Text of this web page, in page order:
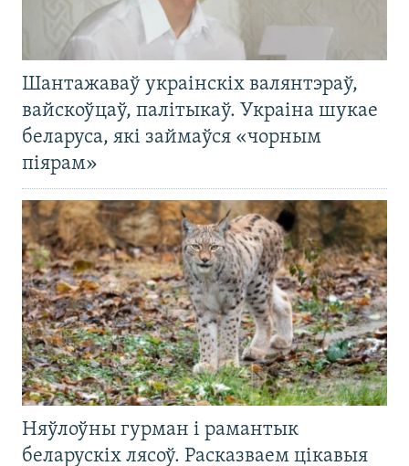
Шантажаваў украінскіх валянтэраў,
вайскоўцаў, палітыкаў. Украіна шукае
беларуса, які займаўся «чорным
піярам»
Няўлоўны гурман і рамантык
беларускіх лясоў. Расказваем цікавыя